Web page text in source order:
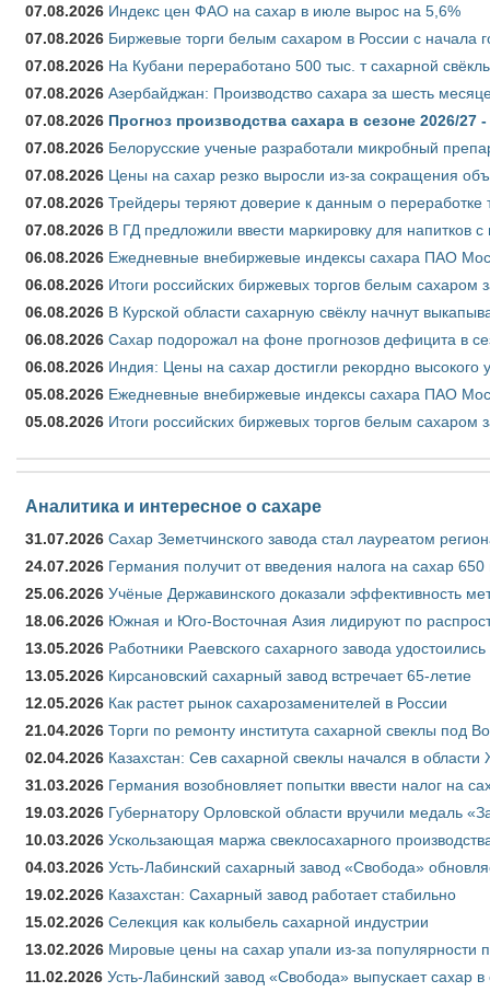
07.08.2026 Индекс цен ФАО на сахар в июле вырос на 5,6%
07.08.2026 Биржевые торги белым сахаром в России с начала
07.08.2026 На Кубани переработано 500 тыс. т сахарной
07.08.2026 Азербайджан: Производство сахара за шесть
07.08.2026 Прогноз производства сахара в сезоне 2026/
07.08.2026 Белорусские ученые разработали микробный
07.08.2026 Цены на сахар резко выросли из-за сокращения
07.08.2026 Трейдеры теряют доверие к данным о переработке
07.08.2026 В ГД предложили ввести маркировку для напитков
06.08.2026 Ежедневные внебиржевые индексы сахара ПАО
06.08.2026 Итоги российских биржевых торгов белым сахаром
06.08.2026 В Курской области сахарную свёклу начнут
06.08.2026 Сахар подорожал на фоне прогнозов дефицита в
06.08.2026 Индия: Цены на сахар достигли рекордно высокого
05.08.2026 Ежедневные внебиржевые индексы сахара ПАО
05.08.2026 Итоги российских биржевых торгов белым сахаром
Аналитика и интересное о сахаре
31.07.2026 Сахар Земетчинского завода стал лауреатом
24.07.2026 Германия получит от введения налога на сахар
25.06.2026 Учёные Державинского доказали эффективность
18.06.2026 Южная и Юго-Восточная Азия лидируют по
13.05.2026 Работники Раевского сахарного завода удостоились
13.05.2026 Кирсановский сахарный завод встречает 65-летие
12.05.2026 Как растет рынок сахарозаменителей в России
21.04.2026 Торги по ремонту института сахарной свеклы под
02.04.2026 Казахстан: Сев сахарной свеклы начался в области
31.03.2026 Германия возобновляет попытки ввести налог на
19.03.2026 Губернатору Орловской области вручили медаль
10.03.2026 Ускользающая маржа свеклосахарного
04.03.2026 Усть-Лабинский сахарный завод «Свобода»
19.02.2026 Казахстан: Сахарный завод работает стабильно
15.02.2026 Селекция как колыбель сахарной индустрии
13.02.2026 Мировые цены на сахар упали из-за популярности
11.02.2026 Усть-Лабинский завод «Свобода» выпускает сахар в